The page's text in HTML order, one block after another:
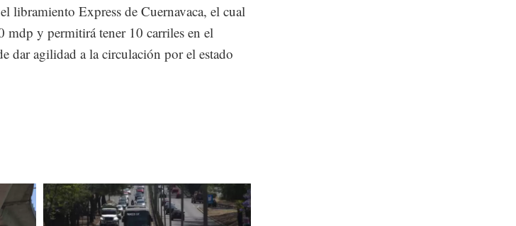
libramiento Express de Cuernavaca, el cual
mdp y permitirá tener 10 carriles en el
dar agilidad a la circulación por el estado